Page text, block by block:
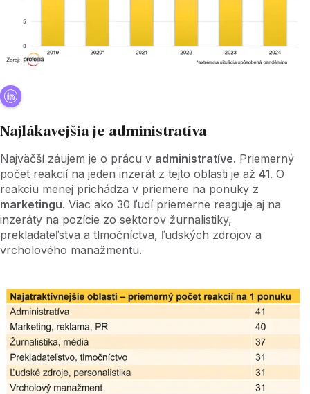
Najlákavejšia je administratíva
Najväčší záujem je o prácu v administratíve. Priemerný
počet reakcií na jeden inzerát z tejto oblasti je až 41. O
reakciu menej prichádza v priemere na ponuky z
marketingu. Viac ako 30 ľudí priemerne reaguje aj na
inzeráty na pozície zo sektorov žurnalistiky,
prekladateľstva a tlmočníctva, ľudských zdrojov a
vrcholového manažmentu.